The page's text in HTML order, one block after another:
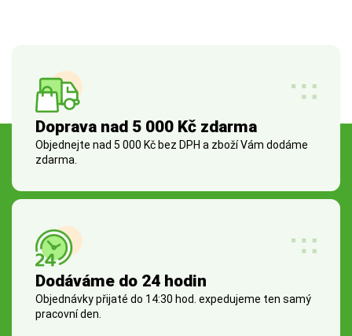
Doprava nad 5 000 Kč zdarma
Objednejte nad 5 000 Kč bez DPH a zboží Vám dodáme
zdarma.
Dodáváme do 24 hodin
Objednávky přijaté do 14:30 hod. expedujeme ten samý
pracovní den.